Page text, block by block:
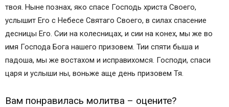
твоя. Ныне познах, яко спасе Господь христа Своего,
услышит Его с Небесе Святаго Своего, в силах спасение
десницы Его. Сии на колесницах, и сии на конех, мы же во
имя Господа Бога нашего призовем. Тии спяти быша и
падоша, мы же востахом и исправихомся. Господи, спаси
царя и услыши ны, воньже аще день призовем Тя.
Вам понравилась молитва – оцените?